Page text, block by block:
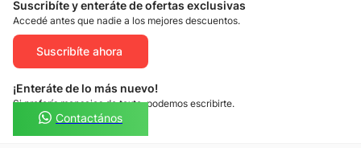
Suscribíte y enteráte de ofertas exclusivas
Accedé antes que nadie a los mejores descuentos.
Suscribíte ahora
¡Enteráte de lo más nuevo!
Si preferís mensajes de texto, podemos escribirte.
Contactános